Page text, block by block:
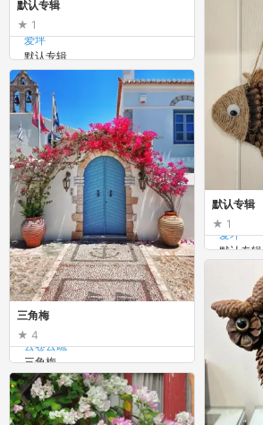
三角梅
4
云卷云疏
三角梅
默认专辑
1
爱坪
默认专辑
默认专辑
1
爱坪
默认专辑